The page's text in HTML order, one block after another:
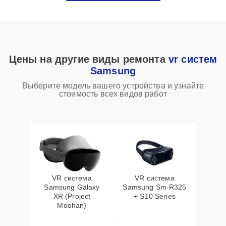
Цены на другие виды ремонта vr систем
Samsung
Выберите модель вашего устройства и узнайте
стоимость всех видов работ
VR система
Samsung Galaxy
XR (Project
Moohan)
VR система
Samsung Sm-R325
+ S10 Series